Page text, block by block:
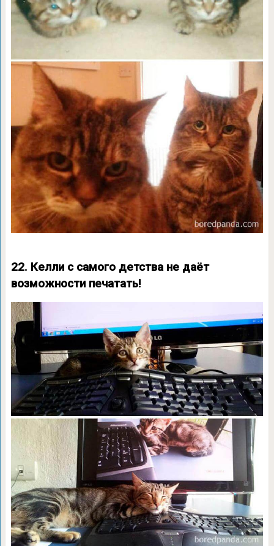
22. Келли с самого детства не даёт
возможности печатать!